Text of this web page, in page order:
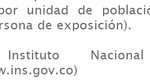
unidad de
de exposición).
Instituto